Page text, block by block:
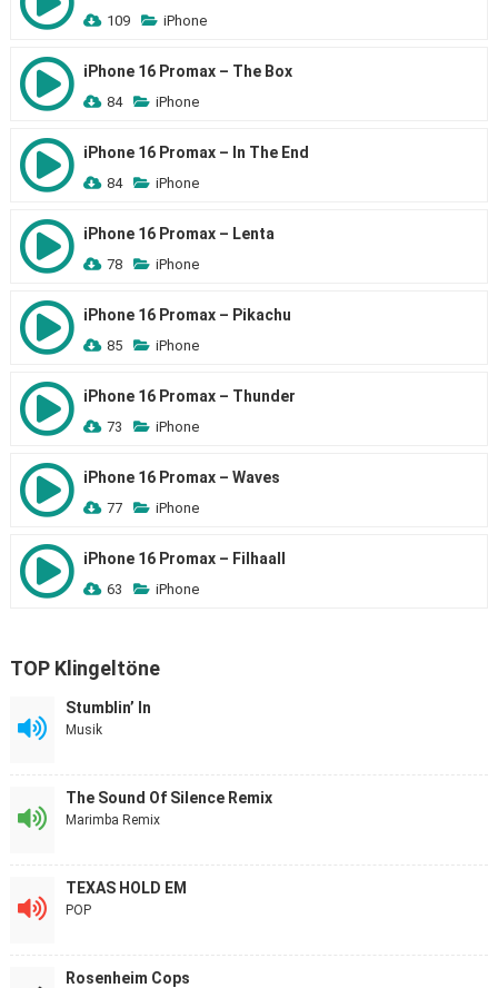
109 iPhone
iPhone 16 Promax – The Box
84 iPhone
iPhone 16 Promax – In The End
84 iPhone
iPhone 16 Promax – Lenta
78 iPhone
iPhone 16 Promax – Pikachu
85 iPhone
iPhone 16 Promax – Thunder
73 iPhone
iPhone 16 Promax – Waves
77 iPhone
iPhone 16 Promax – Filhaall
63 iPhone
TOP Klingeltöne
Stumblin’ In
Musik
The Sound Of Silence Remix
Marimba Remix
TEXAS HOLD EM
POP
Rosenheim Cops